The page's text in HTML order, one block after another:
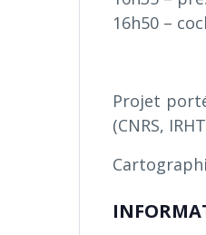
16h50 –
Projet
(CNRS,